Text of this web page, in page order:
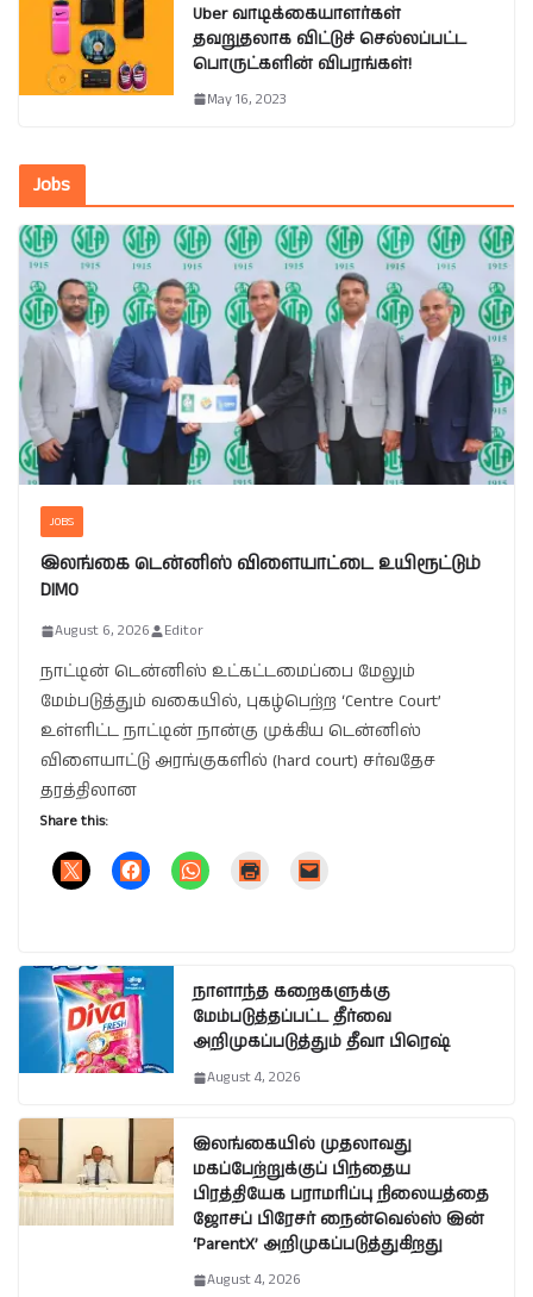
Uber வாடிக்கையாளர்கள்
தவறுதலாக விட்டுச் செல்லப்பட்ட
பொருட்களின் விபரங்கள்!
May 16, 2023
Jobs
JOBS
இலங்கை டென்னிஸ் விளையாட்டை உயிரூட்டும்
DIMO
August 6, 2026 Editor
நாட்டின் டென்னிஸ் உட்கட்டமைப்பை மேலும்
மேம்படுத்தும் வகையில், புகழ்பெற்ற ‘Centre Court’
உள்ளிட்ட நாட்டின் நான்கு முக்கிய டென்னிஸ்
விளையாட்டு அரங்குகளில் (hard court) சர்வதேச
தரத்திலான
Share this:
நாளாந்த கறைகளுக்கு
மேம்படுத்தப்பட்ட தீர்வை
அறிமுகப்படுத்தும் தீவா பிரெஷ்
August 4, 2026
இலங்கையில் முதலாவது
மகப்பேற்றுக்குப் பிந்தைய
பிரத்தியேக பராமரிப்பு நிலையத்தை
ஜோசப் பிரேசர் நைன்வெல்ஸ் இன்
‘ParentX’ அறிமுகப்படுத்துகிறது
August 4, 2026